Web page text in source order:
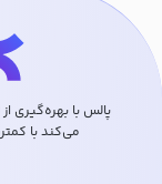
پالس با بهره‌گیری
می‌کند با